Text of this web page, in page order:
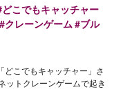
こでもキャッチャー
レーンゲーム #ブル
どこでもキャッチャー」さ
ットクレーンゲームで起き